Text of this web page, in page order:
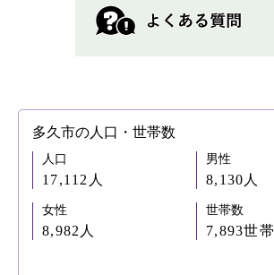
多久市の人口・世帯数
人口
17,112人
男性
8,130人
女性
8,982人
世帯数
7,893世帯